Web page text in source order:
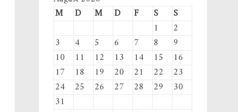
M
D M D F S
S
1
2
3
4 5 6 7 8
9
10
11 12 13 14 15
16
17
18 19 20 21 22
23
24
25 26 27 28 29
30
31